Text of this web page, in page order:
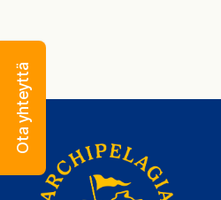
Ota yhteyttä